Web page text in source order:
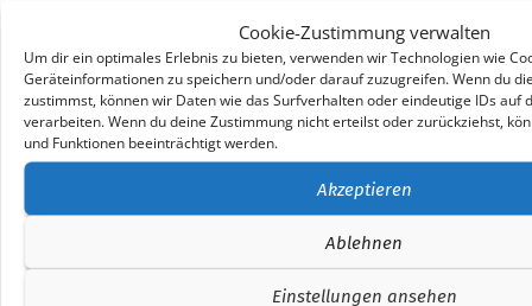
Cookie-Zustimmung verwalten
Um dir ein optimales Erlebnis zu bieten, verwenden wir Technologien wie
Geräteinformationen zu speichern und/oder darauf zuzugreifen. Wenn du
zustimmst, können wir Daten wie das Surfverhalten oder eindeutige IDs auf
verarbeiten. Wenn du deine Zustimmung nicht erteilst oder zurückziehst,
und Funktionen beeinträchtigt werden.
Akzeptieren
Ablehnen
Einstellungen ansehen
Urheberrecht
Die durch die Seitenbetreiber erstellten Inhalte
und Werke auf diesen Seiten unterliegen dem
deutschen Urheberrecht. Die Vervielfältigung,
Bearbeitung, Verbreitung und jede Art der
Verwertung außerhalb der Grenzen des
Urheberrechtes bedürfen der schriftlichen